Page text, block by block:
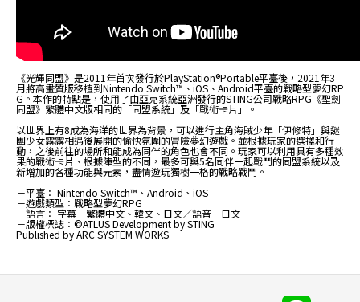
《光輝同盟》是2011年首次發行於PlayStation®Portable平臺後，2021年3
月將高畫質版移植到Nintendo Switch™、iOS、Android平臺的戰略型夢幻RP
G。本作的特點是，使用了由亞克系統亞洲發行的STING公司戰略RPG《聖劍
同盟》繁體中文版相同的「同盟系統」及「戰術卡片」。
以世界上有8成為海洋的世界為背景，可以進行主角海賊少年「伊修特」與謎
團少女露露相遇後展開的愉快氛圍的冒險夢幻遊戲。並根據玩家的選擇和行
動，之後前往的場所和能成為同伴的角色也會不同。玩家可以利用具有多種效
果的戰術卡片、根據陣型的不同，最多可與5名同伴一起戰鬥的同盟系統以及
新增加的各種功能與元素，盡情遊玩獨樹一格的戰略戰鬥。
－平臺： Nintendo Switch™、Android、iOS
－遊戲類型：戰略型夢幻RPG
－語言： 字幕－繁體中文、韓文、日文／語音－日文
－版權標誌：©ATLUS Development by STING
Published by ARC SYSTEM WORKS